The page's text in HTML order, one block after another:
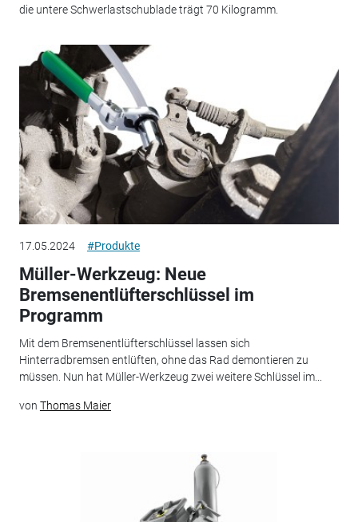
die untere Schwerlastschublade trägt 70 Kilogramm.
17.05.2024 #Produkte
Müller-Werkzeug: Neue
Bremsenentlüfterschlüssel im
Programm
Mit dem Bremsenentlüfterschlüssel lassen sich
Hinterradbremsen entlüften, ohne das Rad demontieren zu
müssen. Nun hat Müller-Werkzeug zwei weitere Schlüssel im...
von Thomas Maier